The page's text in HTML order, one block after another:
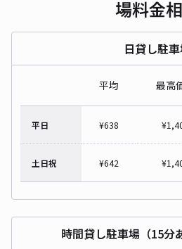
場料金
日貸し駐
平均 最高
平日 ¥638 ¥
土日祝 ¥642 ¥
時間貸し駐車場（15分